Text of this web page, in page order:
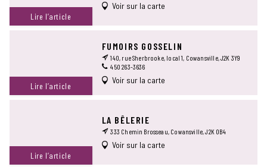
Lire l’article
Voir sur la carte
Lire l’article
FUMOIRS GOSSELIN
140, rue Sherbrooke, local 1, Cowansville, J2K 3Y9
450 263-3636
Voir sur la carte
Lire l’article
LA BÊLERIE
333 Chemin Brosseau, Cowansville, J2K 0B4
Voir sur la carte